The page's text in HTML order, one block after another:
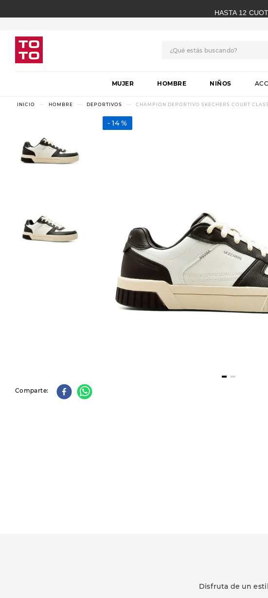
HASTA 12
MUJER HOMBRE NIÑOS
HOMBRE DEPORTIVOS CHAMPION DEPORTIVO SKECHERS COURT
14 %
Comparte
Disfruta de un
1.
botas
skechers
3.
10
botas dama